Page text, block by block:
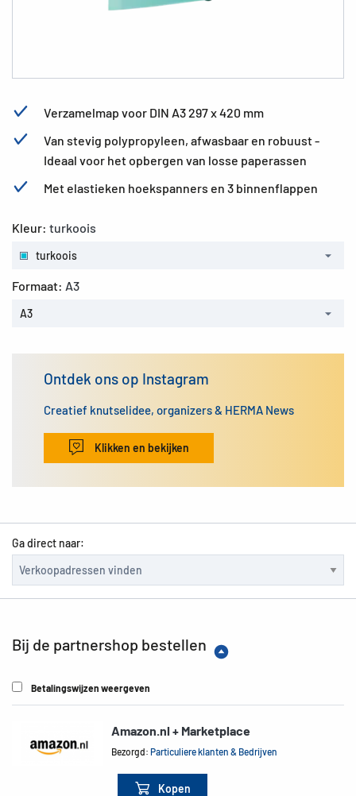
Verzamelmap voor DIN A3 297 x 420 mm
Van stevig polypropyleen, afwasbaar en robuust -
Ideaal voor het opbergen van losse paperassen
Met elastieken hoekspanners en 3 binnenflappen
Kleur: turkoois
turkoois
Formaat: A3
A3
Ontdek ons op Instagram
Creatief knutselidee, organizers & HERMA News
Klikken en bekijken
Ga direct naar:
Bij de partnershop bestellen
Betalingswijzen weergeven
Amazon.nl + Marketplace
Bezorgd:Particuliere klanten & Bedrijven
Kopen